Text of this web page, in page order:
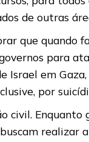
de outras
que quando
para
Israel em
por
civil.
realizar